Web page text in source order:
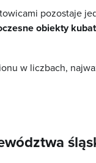
pozostaje
obiekty
w liczbach,